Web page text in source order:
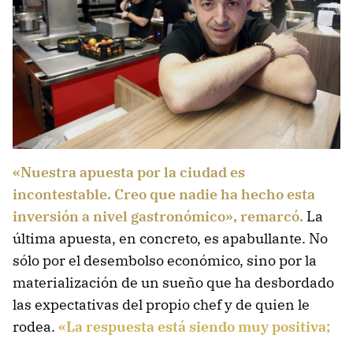
«Nuestra apuesta por la ciudad es
incontestable. Creo que nadie ha hecho esta
inversión a nivel gastronómico», remarcó. La
última apuesta, en concreto, es apabullante. No
sólo por el desembolso económico, sino por la
materialización de un sueño que ha desbordado
las expectativas del propio chef y de quien le
rodea. «La respuesta está siendo muy positiva;